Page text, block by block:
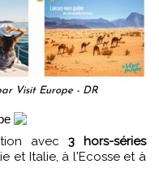
Visit Europe - DR
avec 3 hors-séries
et Italie, à l'Ecosse et à